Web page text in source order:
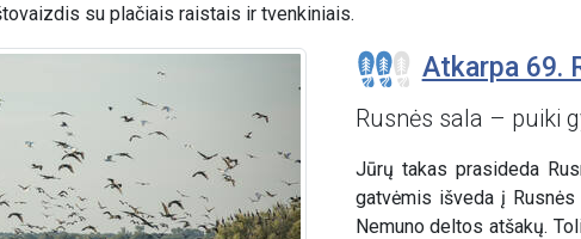
su plačiais raistais ir tvenkiniais.
Atkarpa 69.
Rusnės sala – puiki
Jūrų takas prasideda
gatvėmis išveda į
Nemuno deltos atšakų.